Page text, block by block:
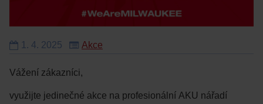
1. 4. 2025 Akce
Vážení zákazníci,
využijte jedinečné akce na profesionální AKU nářadí